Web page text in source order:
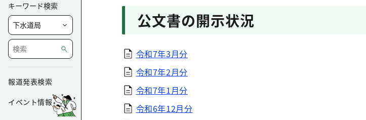
キーワード検索
報道発表検索
イベント情報
公文書の開示状況
令和7年3月分
令和7年2月分
令和7年1月分
令和6年12月分